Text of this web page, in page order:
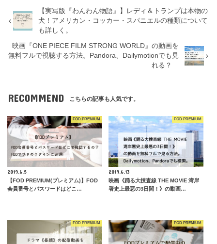
【実写版『わんわん物語』】レディ＆トランプは本物の
犬！アメリカン・コッカー・スパニエルの種類について
も詳しく。
映画『ONE PIECE FILM STRONG WORLD』の動画を
無料フルで視聴する方法。Pandora、Dailymotionでも見
れる？
RECOMMEND こちらの記事も人気です。
FOD PREMIUM
2019.6.5
【FOD PREMIUM(プレミアム)】FOD
会員番号とパスワードはどこ…
FOD PREMIUM
2019.6.13
映画《踊る大捜査線 THE MOVIE 湾岸
署史上最悪の3日間！》の動画…
FOD PREMIUM FOD PREMIUM